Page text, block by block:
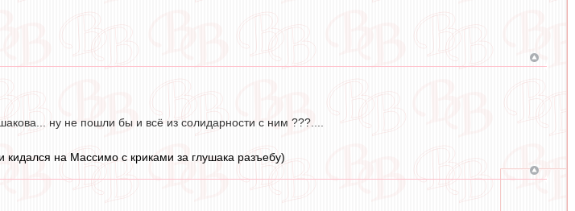
ну не пошли бы и всё из солидарности с ним ???....
на Массимо с криками за глушака разъебу)